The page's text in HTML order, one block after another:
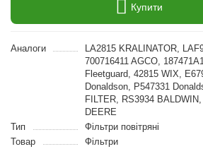
Купити
Аналоги
LA2815 KRALINATOR,
700716411 AGCO,
Fleetguard, 42815 WIX,
Donaldson, P547331
FILTER, RS3934
DEERE
Тип
Фільтри повітряні
Товар
Фільтри